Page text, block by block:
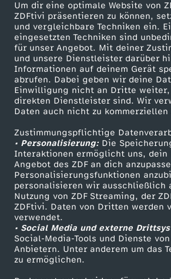
Um dir eine optimale Website von
ZDFtivi präsentieren zu können,
und vergleichbare Techniken ein.
eingesetzten Techniken sind
für unser Angebot. Mit deiner
und unsere Dienstleister darüber
Informationen auf deinem Gerät
abrufen. Dabei geben wir deine
Einwilligung nicht an Dritte
direkten Dienstleister sind. Wir
Daten auch nicht zu kommerziellen
Zustimmungspflichtige
• Personalisierung:Die
Interaktionen ermöglicht uns, dein
Angebot des ZDF an dich
Personalisierungsfunktionen
personalisieren wir ausschließlich
Nutzung von ZDF Streaming, der
ZDFtivi. Daten von Dritten werden
verwendet.
• Social Media und externe
Social-Media-Tools und Dienste
Anbietern. Unter anderem um das
zu ermöglichen.
Mehr ZDF
ZDF-Apps
Smart TV
ZDFtext
Livestreams
Sendungen A-Z
TV-Programm
Service
Kontakt
Tickets
Hilfe
ZDF Unternehmen
Karriere